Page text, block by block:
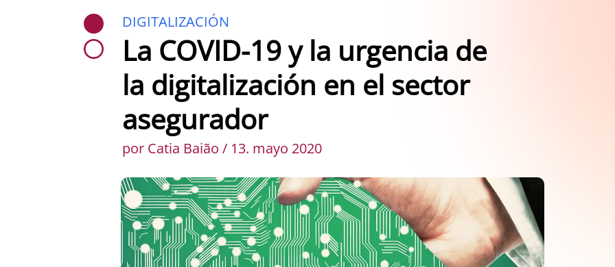
DIGITALIZACIÓN
La COVID-19 y la urgencia de
la digitalización en el sector
asegurador
por Catia Baião / 13. mayo 2020